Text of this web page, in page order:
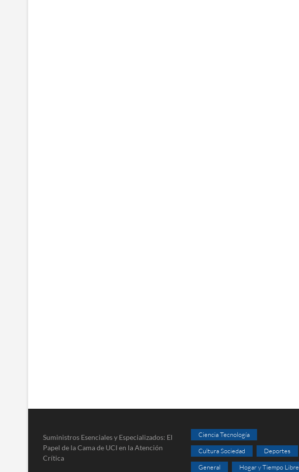
Suministros Esenciales y Especializados: El
Papel de la Cama de UCI en la Atención
Crítica
Ciencia Tecnología
Cultura Sociedad Deportes
General Hogar y Tiempo Libre